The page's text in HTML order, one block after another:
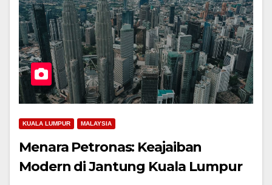
KUALA LUMPUR MALAYSIA
Menara Petronas: Keajaiban
Modern di Jantung Kuala Lumpur